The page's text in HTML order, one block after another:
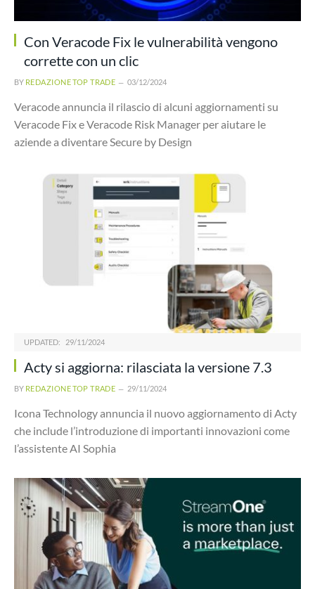
Con Veracode Fix le vulnerabilità vengono
corrette con un clic
BY REDAZIONE TOP TRADE 03/12/2024
Veracode annuncia il rilascio di alcuni aggiornamenti su
Veracode Fix e Veracode Risk Manager per aiutare le
aziende a diventare Secure by Design
UPDATED: 29/11/2024
Acty si aggiorna: rilasciata la versione 7.3
BY REDAZIONE TOP TRADE 29/11/2024
Icona Technology annuncia il nuovo aggiornamento di Acty
che include l’introduzione di importanti innovazioni come
l’assistente AI Sophia